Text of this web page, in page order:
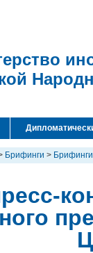
Брифинги > Брифинги